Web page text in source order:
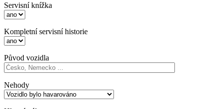
Servisní knížka
Kompletní servisní historie
Původ vozidla
Nehody